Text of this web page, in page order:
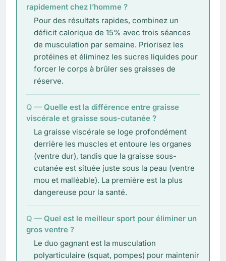
rapidement chez l’homme ?
Pour des résultats rapides, combinez un
déficit calorique de 15% avec trois séances
de musculation par semaine. Priorisez les
protéines et éliminez les sucres liquides pour
forcer le corps à brûler ses graisses de
réserve.
Quelle est la différence entre graisse
viscérale et graisse sous-cutanée ?
La graisse viscérale se loge profondément
derrière les muscles et entoure les organes
(ventre dur), tandis que la graisse sous-
cutanée est située juste sous la peau (ventre
mou et malléable). La première est la plus
dangereuse pour la santé.
Quel est le meilleur sport pour éliminer un
gros ventre ?
Le duo gagnant est la musculation
polyarticulaire (squat, pompes) pour maintenir